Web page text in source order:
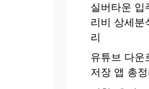
실버타운 입
리비 상세분
리
유튜브 다운
저장 앱 총